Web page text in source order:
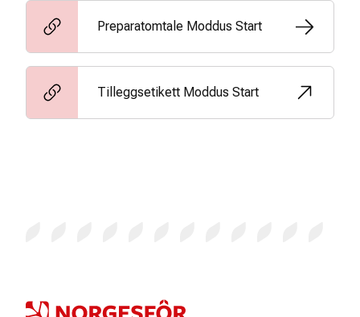
Preparatomtale Moddus Start
Tilleggsetikett Moddus Start